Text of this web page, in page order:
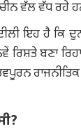
ਚੀਨ ਵੱਲ ਵੱਧ ਰਹੇ
ਇਹ ਹੈ ਕਿ
ਰਿਸ਼ਤੇ ਬਣਾ
ਰਾਜਨੀਤਿਕ